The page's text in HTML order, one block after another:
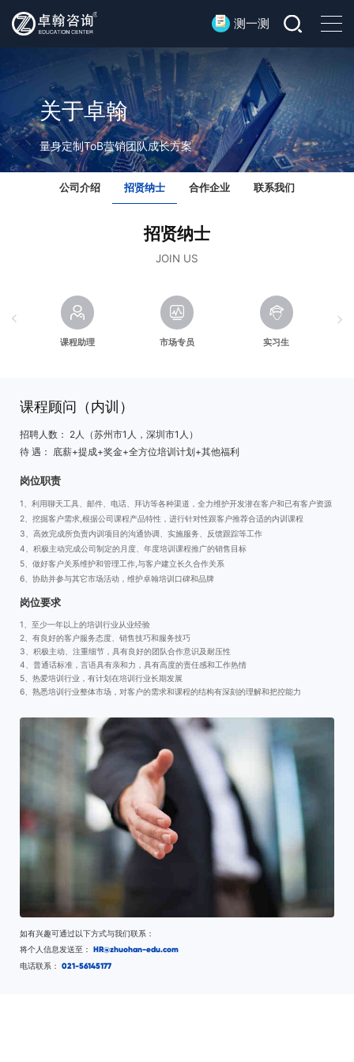
测一测
关于卓翰
量身定制ToB营销团队成长方案
公司介绍 招贤纳士 合作企业 联系我们
招贤纳士
JOIN US
课程助理 市场专员 实习生
课程顾问（内训）
招聘人数： 2人（苏州市1人，深圳市1人）
待 遇： 底薪+提成+奖金+全方位培训计划+其他福利
岗位职责
1、利用聊天工具、邮件、电话、拜访等各种渠道，全力维护开发潜在客户和已有客户资源
2、挖掘客户需求,根据公司课程产品特性，进行针对性跟客户推荐合适的内训课程
3、高效完成所负责内训项目的沟通协调、实施服务、反馈跟踪等工作
4、积极主动完成公司制定的月度、年度培训课程推广的销售目标
5、做好客户关系维护和管理工作,与客户建立长久合作关系
6、协助并参与其它市场活动，维护卓翰培训口碑和品牌
岗位要求
1、至少一年以上的培训行业从业经验
2、有良好的客户服务态度、销售技巧和服务技巧
3、积极主动、注重细节，具有良好的团队合作意识及耐压性
4、普通话标准，言语具有亲和力，具有高度的责任感和工作热情
5、热爱培训行业，有计划在培训行业长期发展
6、熟悉培训行业整体市场，对客户的需求和课程的结构有深刻的理解和把控能力
如有兴趣可通过以下方式与我们联系：
将个人信息发送至： HR@zhuohan-edu.com
电话联系： 021-56145177